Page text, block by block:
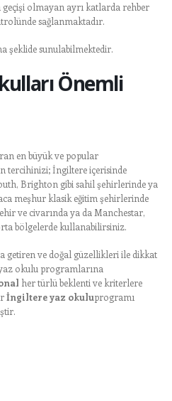
geçişi olmayan ayrı katlarda rehber
sağlanmaktadır.
şeklide sunulabilmektedir.
Önemli
en büyük ve popular
tercihinizi; İngiltere içerisinde
Brighton gibi sahil şehirlerinde ya
meşhur klasik eğitim şehirlerinde
ve civarında ya da Manchestar,
bölgelerde kullanabilirsiniz.
getiren ve doğal güzellikleri ile dikkat
okulu programlarına
her türlü beklenti ve kriterlere
İngiltere yaz okuluprogramı